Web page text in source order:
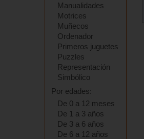
Manualidades
Motrices
Muñecos
Ordenador
Primeros juguetes
Puzzles
Representación
Simbólico
Por edades:
De 0 a 12 meses
De 1 a 3 años
De 3 a 6 años
De 6 a 12 años